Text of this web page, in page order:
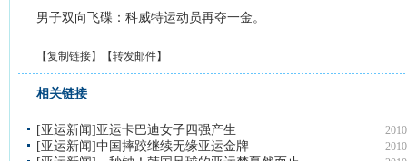
男子双向飞碟：科威特运动员再夺一金。
【复制链接】【转发邮件】
相关链接
[亚运新闻]亚运卡巴迪女子四强产生
[亚运新闻]中国摔跤继续无缘亚运金牌